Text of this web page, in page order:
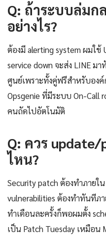
Q: ถ้าระบบล่มก
อย่างไร?
ต้องมี alerting system ผมใช้
service down จะส่ง LINE ม
ศูนย์เพราะทั้งคู่ฟรีสำหรับอง
Opsgenie ที่มีระบบ On-Call
คนถัดไปอัตโนมัติ
Q: ควร
ไหน?
Security patch ต้องทำภายใ
vulnerabilities ต้องทำทันทีภ
ทำเดือนละครั้งก็พอผมตั้ง
เป็น Patch Tuesday เหมือ